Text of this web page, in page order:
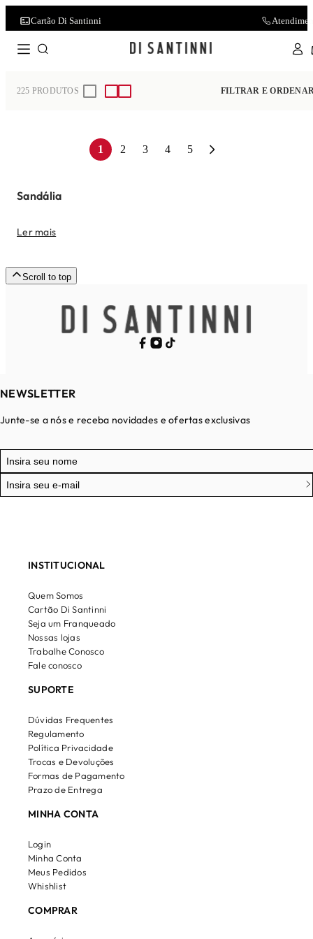
Cartão Di Santinni
225 PRODUTOS FILTRAR E
1 2 3 4 5
Sandália
Ler mais
Scroll to top
NEWSLETTER
Junte-se a nós e receba novidades e ofertas exclusivas
INSTITUCIONAL
Quem Somos
Cartão Di Santinni
Seja um Franqueado
Nossas lojas
Trabalhe Conosco
Fale conosco
SUPORTE
Dúvidas Frequentes
Regulamento
Política Privacidade
Trocas e Devoluções
Formas de Pagamento
Prazo de Entrega
MINHA CONTA
Login
Minha Conta
Meus Pedidos
Whishlist
COMPRAR